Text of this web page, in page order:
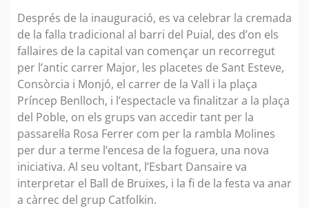
Després de la inauguració, es va celebrar la cremada
de la falla tradicional al barri del Puial, des d’on els
fallaires de la capital van començar un recorregut
per l’antic carrer Major, les placetes de Sant Esteve,
Consòrcia i Monjó, el carrer de la Vall i la plaça
Príncep Benlloch, i l’espectacle va finalitzar a la plaça
del Poble, on els grups van accedir tant per la
passarel·la Rosa Ferrer com per la rambla Molines
per dur a terme l’encesa de la foguera, una nova
iniciativa. Al seu voltant, l’Esbart Dansaire va
interpretar el Ball de Bruixes, i la fi de la festa va anar
a càrrec del grup Catfolkin.